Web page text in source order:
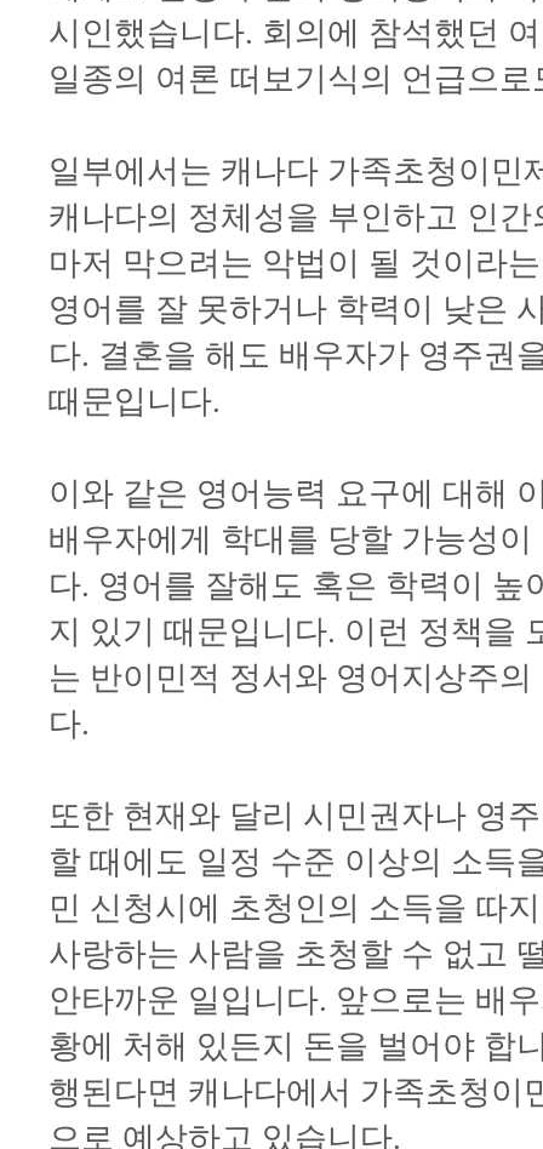
시인했습니다. 회의에 참석했던
일종의 여론 떠보기식의 언급으
일부에서는 캐나다 가족초청이민
캐나다의 정체성을 부인하고 인
마저 막으려는 악법이 될 것이라
영어를 잘 못하거나 학력이 낮은
다. 결혼을 해도 배우자가 영주권
때문입니다.
이와 같은 영어능력 요구에 대해
배우자에게 학대를 당할 가능성
다. 영어를 잘해도 혹은 학력이
지 있기 때문입니다. 이런 정책을
는 반이민적 정서와 영어지상주
다.
또한 현재와 달리 시민권자나 영
할 때에도 일정 수준 이상의 소득
민 신청시에 초청인의 소득을 따
사랑하는 사람을 초청할 수 없고
안타까운 일입니다. 앞으로는 배
황에 처해 있든지 돈을 벌어야 합
행된다면 캐나다에서 가족초청이
으로 예상하고 있습니다.